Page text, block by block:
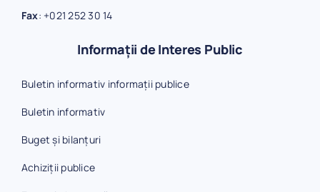
Fax: +021 252 30 14
Informații de Interes Public
Buletin informativ informații publice
Buletin informativ
Buget și bilanțuri
Achiziții publice